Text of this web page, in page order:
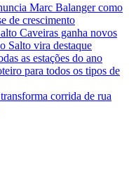
Marc Balanger como
de crescimento
Caveiras ganha novos
Salto vira destaque
as estações do ano
para todos os tipos de
corrida de rua